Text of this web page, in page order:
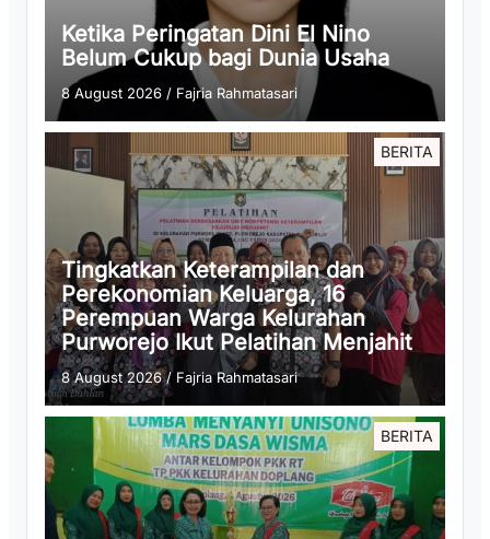
Ketika Peringatan Dini El Nino
Belum Cukup bagi Dunia Usaha
8 August 2026 / Fajria Rahmatasari
BERITA
Tingkatkan Keterampilan dan
Perekonomian Keluarga, 16
Perempuan Warga Kelurahan
Purworejo Ikut Pelatihan Menjahit
8 August 2026/ Fajria Rahmatasari
BERITA